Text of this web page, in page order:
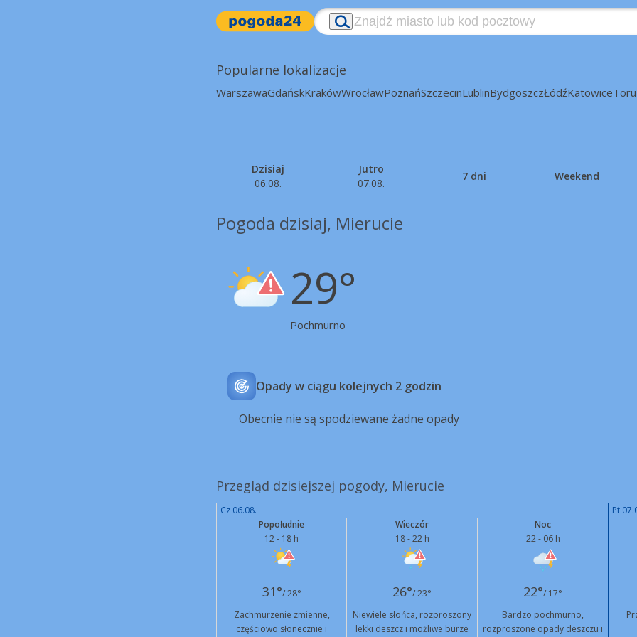
Popularne lokalizacje
WarszawaGdańskKrakówWrocławPoznańSzczecinLublinBydgoszczŁódźKatowice
Dzisiaj
06.08.
Jutro
07.08.
7 dni Weekend
Pogoda dzisiaj, Mierucie
29°
Pochmurno
Opady w ciągu kolejnych 2 godzin
Obecnie nie są spodziewane żadne opady
Przegląd dzisiejszej pogody, Mierucie
Cz 06.08.
Pt
Popołudnie
12 - 18 h
Wieczór
18 - 22 h
Noc
22 - 06 h
31°/ 28° 26°/ 23° 22°/ 17°
Zachmurzenie zmienne,
częściowo słonecznie i
Niewiele słońca, rozproszony
lekki deszcz i możliwe burze
Bardzo pochmurno,
rozproszone opady deszczu i